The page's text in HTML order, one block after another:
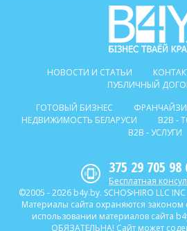
НОВОСТИ И СТАТЬИ
ПУБЛИЧНЫЙ
ГОТОВЫЙ БИЗНЕС
НЕДВИЖИМОСТЬ БЕЛАРУСИ
B2B -
B2B - УСЛУГИ
375 29 705 98
Бесплатная
©2005 - 2026 b4y.by. SCHOSᶳHIRO LLC
Материалы сайта охраняются законом
использовании материалов сайта
ОБЯЗАТЕЛЬНА! Сайт может